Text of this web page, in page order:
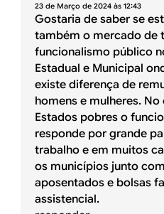
23 de Março de 2024 às 12:43
Gostaria de saber se
também o mercado de
funcionalismo público
Estadual e Municipal
existe diferença de
homens e mulheres.
Estados pobres o
responde por grande
trabalho e em muitos
os municípios junto
aposentados e bolsas
assistencial.